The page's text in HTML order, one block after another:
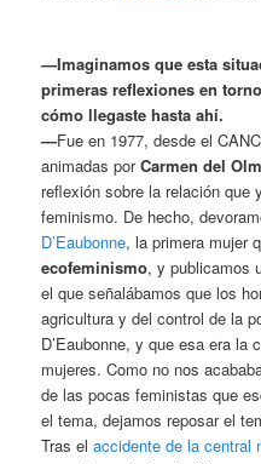
—Imaginamos que esta
primeras reflexiones en
cómo llegaste hasta ahí.
—Fue en 1977, desde el
animadas porCarmen del
reflexión sobre la relación
feminismo. De hecho,
D’Eaubonne, la primera mujer
ecofeminismo, y publicamos
el que señalábamos que los
agricultura y del control de la
D’Eaubonne, y que esa era la
mujeres. Como no nos
de las pocas feministas que
el tema, dejamos reposar el
Tras elaccidente de la central